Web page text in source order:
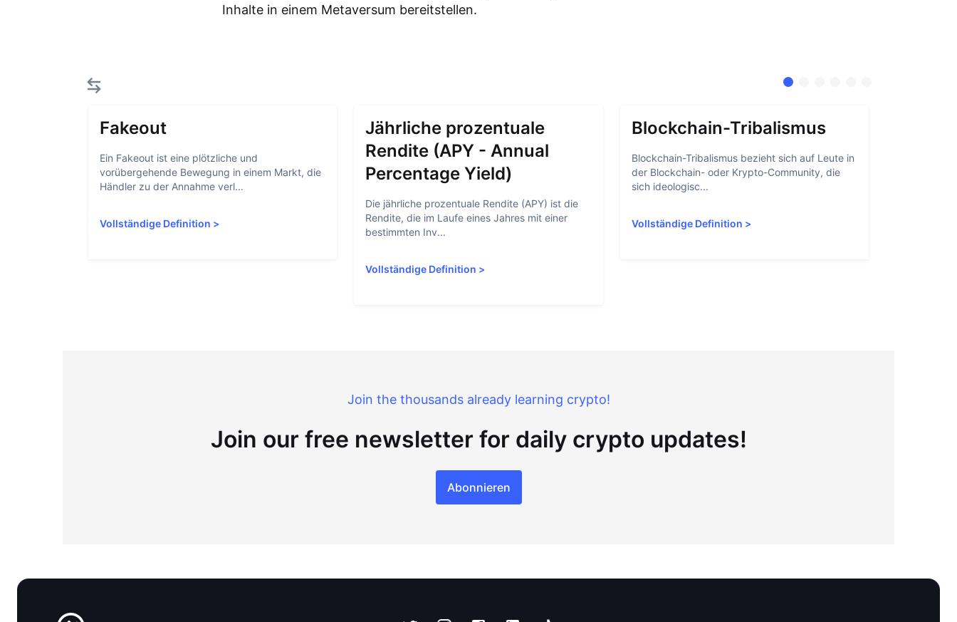
Inhalte in einem Metaversum bereitstellen.
Fakeout
Ein Fakeout ist eine plötzliche und
vorübergehende Bewegung in einem Markt, die
Händler zu der Annahme verl...
Vollständige Definition >
Jährliche prozentuale
Rendite (APY - Annual
Percentage Yield)
Die jährliche prozentuale Rendite (APY) ist die
Rendite, die im Laufe eines Jahres mit einer
bestimmten Inv...
Vollständige Definition >
Blockchain-Tribalismus
Blockchain-Tribalismus bezieht sich auf Leute in
der Blockchain- oder Krypto-Community, die
sich ideologisc...
Vollständige Definition >
Join the thousands already learning crypto!
Join our free newsletter for daily crypto updates!
Abonnieren